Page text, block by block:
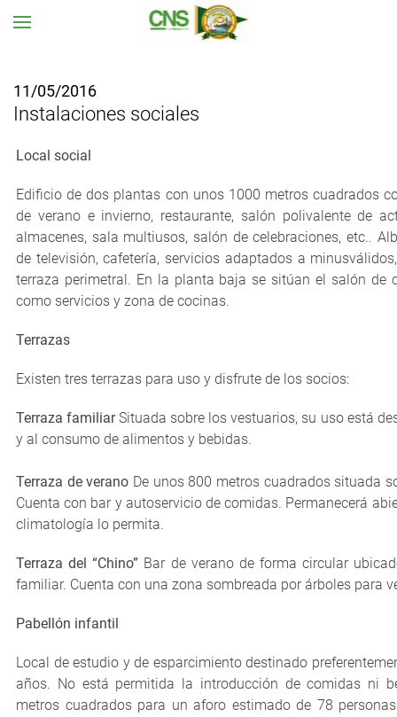
11/05/2016
Instalaciones sociales
Local social
Edificio de dos plantas con unos 1000 metros cuadrados
de verano e invierno, restaurante, salón polivalente de
almacenes, sala multiusos, salón de celebraciones, etc..
de televisión, cafetería, servicios adaptados a
terraza perimetral. En la planta baja se sitúan el salón de
como servicios y zona de cocinas.
Terrazas
Existen tres terrazas para uso y disfrute de los socios:
Terraza familiarSituada sobre los vestuarios, su uso está
y al consumo de alimentos y bebidas.
Terraza de verano De unos 800 metros cuadrados situada
Cuenta con bar y autoservicio de comidas. Permanecerá
climatología lo permita.
Terraza del “Chino” Bar de verano de forma circular
familiar. Cuenta con una zona sombreada por árboles para
Pabellón infantil
Local de estudio y de esparcimiento destinado
años. No está permitida la introducción de comidas ni
metros cuadrados para un aforo estimado de 78